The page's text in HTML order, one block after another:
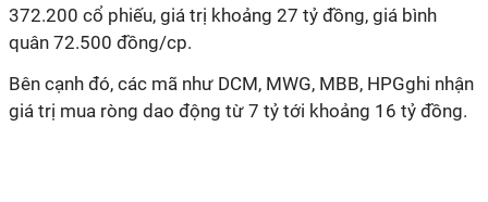
372.200 cổ phiếu, giá trị khoảng 27 tỷ đồng, giá bình
quân 72.500 đồng/cp.
Bên cạnh đó, các mã như DCM, MWG, MBB, HPGghi nhận
giá trị mua ròng dao động từ 7 tỷ tới khoảng 16 tỷ đồng.